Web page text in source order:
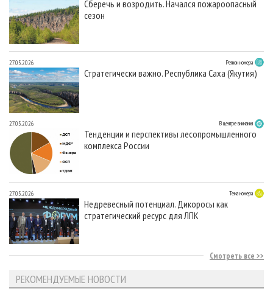
Сберечь и возродить. Начался пожароопасный
сезон
27.05.2026 Регион номера
Стратегически важно. Республика Саха (Якутия)
27.05.2026 В центре внимания
Тенденции и перспективы лесопромышленного
комплекса России
27.05.2026 Тема номера
Недревесный потенциал. Дикоросы как
стратегический ресурс для ЛПК
Смотреть все
РЕКОМЕНДУЕМЫЕ НОВОСТИ